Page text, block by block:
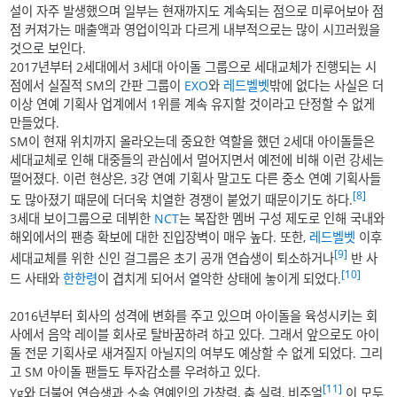
설이 자주 발생했으며 일부는 현재까지도 계속되는 점으로 미루어보아 점
점 커져가는 매출액과 영업이익과 다르게 내부적으로는 많이 시끄러웠을
것으로 보인다.
2017년부터 2세대에서 3세대 아이돌 그룹으로 세대교체가 진행되는 시
점에서 실질적 SM의 간판 그룹이 EXO와 레드벨벳밖에 없다는 사실은 더
이상 연예 기획사 업계에서 1위를 계속 유지할 것이라고 단정할 수 없게
만들었다.
SM이 현재 위치까지 올라오는데 중요한 역할을 했던 2세대 아이돌들은
세대교체로 인해 대중들의 관심에서 멀어지면서 예전에 비해 이런 강세는
떨어졌다. 이런 현상은, 3강 연예 기획사 말고도 다른 중소 연예 기획사들
도 많아졌기 때문에 더더욱 치열한 경쟁이 붙었기 때문이기도 하다.[8]
3세대 보이그룹으로 데뷔한 NCT는 복잡한 멤버 구성 제도로 인해 국내와
해외에서의 팬층 확보에 대한 진입장벽이 매우 높다. 또한, 레드벨벳 이후
세대교체를 위한 신인 걸그룹은 초기 공개 연습생이 퇴소하거나[9] 반 사
드 사태와한한령이 겹치게 되어서 열악한 상태에 놓이게 되었다.[10]
2016년부터 회사의 성격에 변화를 주고 있으며 아이돌을 육성시키는 회
사에서 음악 레이블 회사로 탈바꿈하려 하고 있다. 그래서 앞으로도 아이
돌 전문 기획사로 새겨질지 아닐지의 여부도 예상할 수 없게 되었다. 그리
고 SM 아이돌 팬들도 투자감소를 우려하고 있다.
Yg와 더불어 연습생과 소속 연예인의 가창력, 춤 실력, 비주얼[11] 이 모두